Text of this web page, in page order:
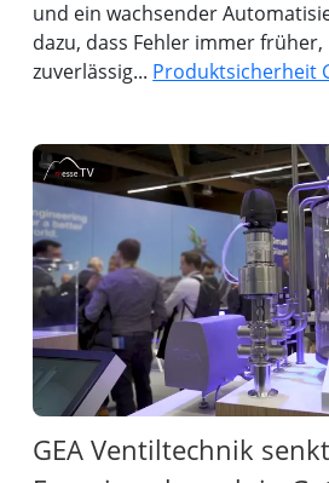
und ein wachsender
dazu, dass Fehler immer
zuverlässig... Produktsicherheit
GEA Ventiltechnik senkt